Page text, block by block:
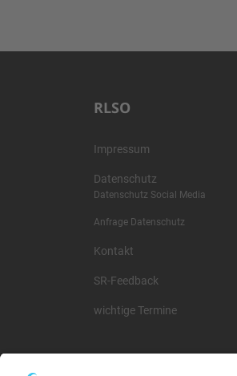
RLSO
Impressum
Datenschutz
Datenschutz Social Media
Anfrage Datenschutz
Kontakt
SR-Feedback
wichtige Termine